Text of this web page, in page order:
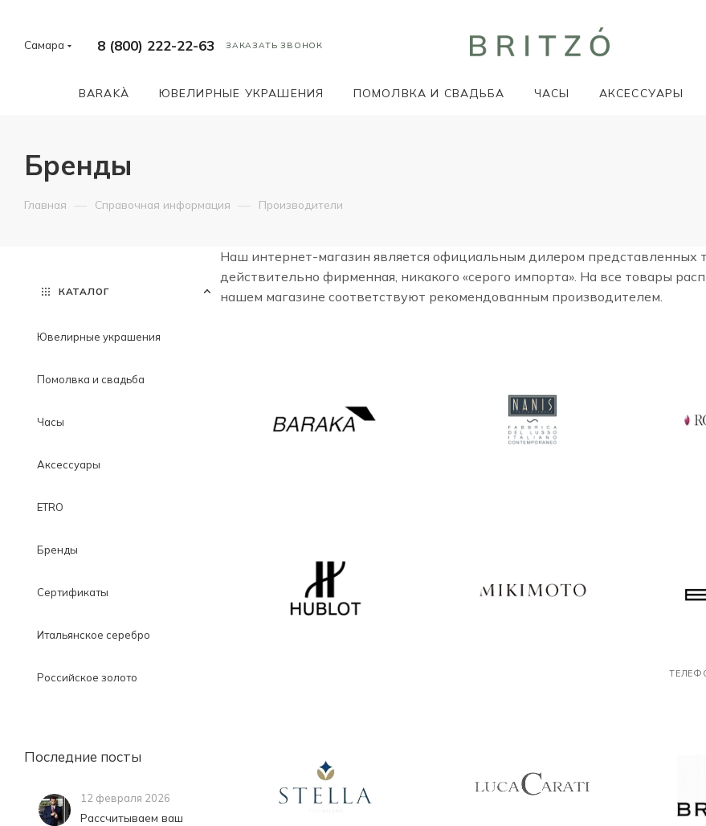
Самара 8 (800) 222-22-63 ЗАКАЗАТЬ ЗВОНОК
BARAKÀ ЮВЕЛИРНЫЕ УКРАШЕНИЯ ПОМОЛВКА И СВАДЬБА ЧАСЫ АКСЕССУАРЫ
Бренды
Главная — Справочная информация — Производители
Наш интернет-магазин является официальным дилером представленных
действительно фирменная, никакого «серого импорта». На все товары
нашем магазине соответствуют рекомендованным производителем.
КАТАЛОГ
Ювелирные украшения
Помолвка и свадьба
Часы
Аксессуары
ETRO
Бренды
Сертификаты
Итальянское серебро
Российское золото
Последние посты
12 февраля 2026
Рассчитываем ваш